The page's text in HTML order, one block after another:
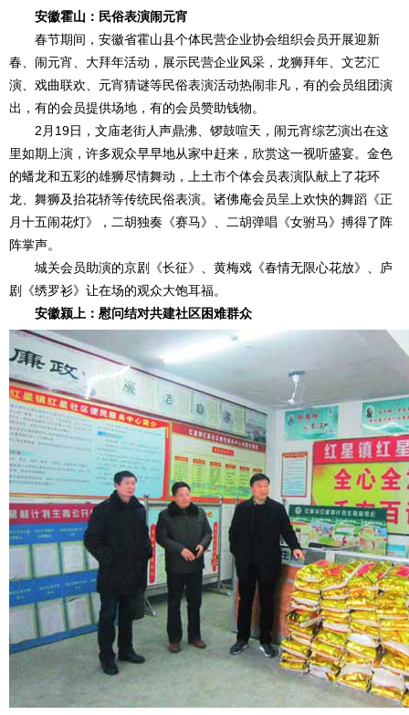
安徽霍山：民俗表演闹元宵
春节期间，安徽省霍山县个体民营企业协会组织会员开展迎新
春、闹元宵、大拜年活动，展示民营企业风采，龙狮拜年、文艺汇
演、戏曲联欢、元宵猜谜等民俗表演活动热闹非凡，有的会员组团演
出，有的会员提供场地，有的会员赞助钱物。
2月19日，文庙老街人声鼎沸、锣鼓喧天，闹元宵综艺演出在这
里如期上演，许多观众早早地从家中赶来，欣赏这一视听盛宴。金色
的蟠龙和五彩的雄狮尽情舞动，上土市个体会员表演队献上了花环
龙、舞狮及抬花轿等传统民俗表演。诸佛庵会员呈上欢快的舞蹈《正
月十五闹花灯》，二胡独奏《赛马》、二胡弹唱《女驸马》搏得了阵
阵掌声。
城关会员助演的京剧《长征》、黄梅戏《春情无限心花放》、庐
剧《绣罗衫》让在场的观众大饱耳福。
安徽颍上：慰问结对共建社区困难群众